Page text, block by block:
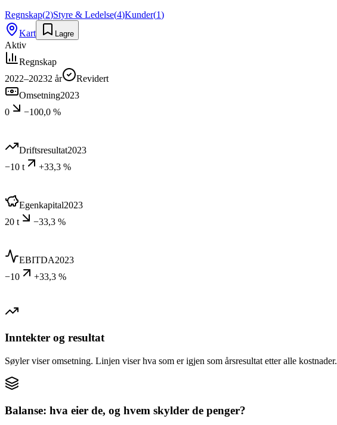
Regnskap(2)Styre & Ledelse(4)Kunder(1)
Kart
Lagre
Aktiv
Regnskap
2022–20232 år
Revidert
Omsetning2023
0
−100,0 %
Driftsresultat2023
−10 t
+33,3 %
Egenkapital2023
20 t
−33,3 %
EBITDA2023
−10
+33,3 %
Inntekter og resultat
Søyler viser omsetning. Linjen viser hva som er igjen som årsresultat etter alle kostnader.
Balanse: hva eier de, og hvem skylder de penger?